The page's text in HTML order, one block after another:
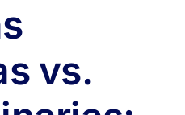
sorpresas
vs.